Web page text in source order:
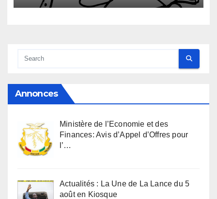
Annonces
Ministère de l’Economie et des
Finances: Avis d’Appel d’Offres pour
l’…
Actualités : La Une de La Lance du 5
août en Kiosque